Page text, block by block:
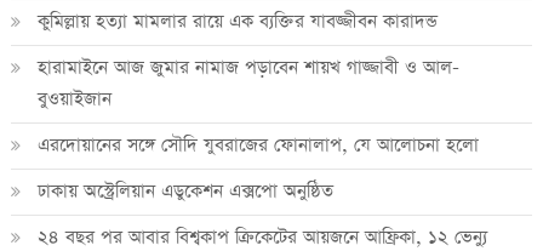
কুমিল্লায় হত্যা মামলার রায়ে এক ব্যক্তির যাবজ্জীবন কারাদন্ড
হারামাইনে আজ জুমার নামাজ পড়াবেন শায়খ গাজ্জাবী ও আল-
বুওয়াইজান
এরদোয়ানের সঙ্গে সৌদি যুবরাজের ফোনালাপ, যে আলোচনা হলো
ঢাকায় অস্ট্রেলিয়ান এডুকেশন এক্সপো অনুষ্ঠিত
২৪ বছর পর আবার বিশ্বকাপ ক্রিকে‌টের আয়জনে আফ্রিকা, ১২ ভেন্যু